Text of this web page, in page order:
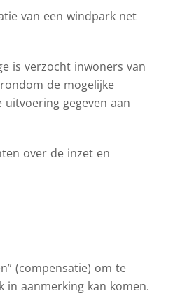
van een windpark net
is verzocht inwoners van
de mogelijke
gegeven aan
over de inzet en
(compensatie) om te
in aanmerking kan komen.